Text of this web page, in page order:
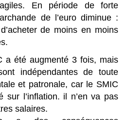
En période de forte
de l’euro diminue :
de moins en moins
a été augmenté 3 fois, mais
indépendantes de toute
et patronale, car le SMIC
sur l’inflation. il n’en va pas
salaires.